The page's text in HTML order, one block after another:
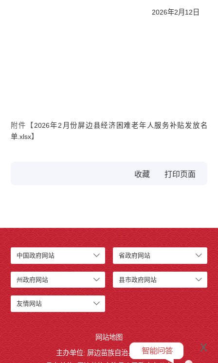
2026年2月12日
附件【 2026年2月份屏边县经济困难老年人服务补贴发放名
单.xlsx】
收藏
中国政府网站 省政府网站
州政府网站 县市政府网站
友情网站
网站地图
主办单位: 屏边苗族自治县人民政府
x